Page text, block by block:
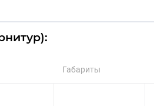
Габариты